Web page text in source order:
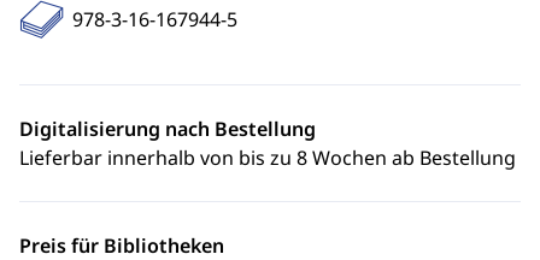
978-3-16-167944-5
Digitalisierung nach Bestellung
Lieferbar innerhalb von bis zu 8 Wochen ab Bestellung
Preis für Bibliotheken